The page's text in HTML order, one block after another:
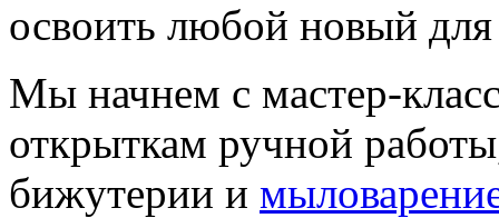
освоить любой новый для
Мы начнем с мастер-
открыткам ручной
бижутерии и